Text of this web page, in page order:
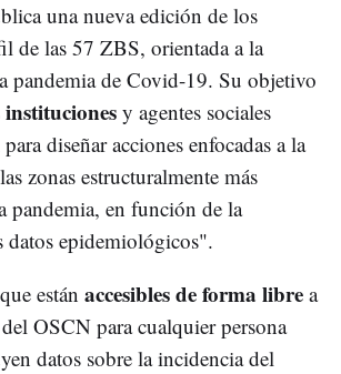
una nueva edición de los
de las 57 ZBS, orientada a la
pandemia de Covid-19. Su objetivo
instituciones y agentes sociales
diseñar acciones enfocadas a la
zonas estructuralmente más
pandemia, en función de la
datos epidemiológicos".
están accesibles de forma libre a
OSCN para cualquier persona
datos sobre la incidencia del